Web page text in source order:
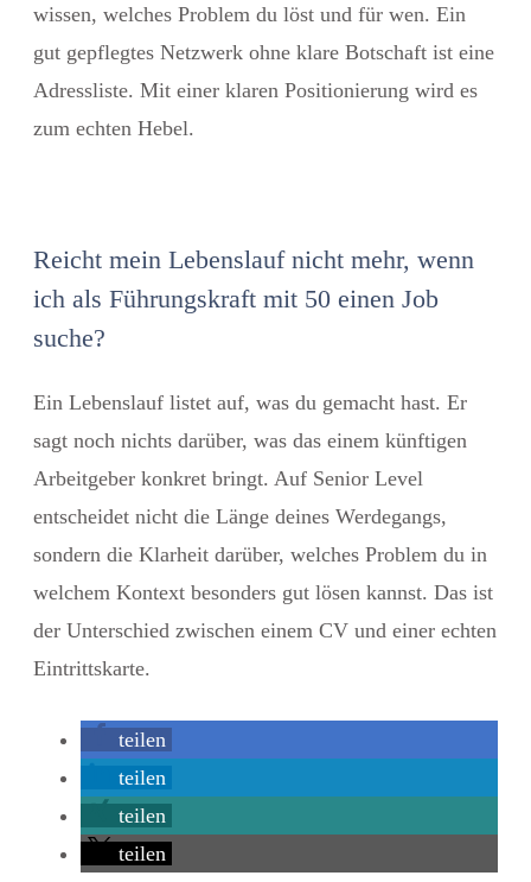
wissen, welches Problem du löst und für wen. Ein
gut gepflegtes Netzwerk ohne klare Botschaft ist eine
Adressliste. Mit einer klaren Positionierung wird es
zum echten Hebel.
Reicht mein Lebenslauf nicht mehr, wenn
ich als Führungskraft mit 50 einen Job
suche?
Ein Lebenslauf listet auf, was du gemacht hast. Er
sagt noch nichts darüber, was das einem künftigen
Arbeitgeber konkret bringt. Auf Senior Level
entscheidet nicht die Länge deines Werdegangs,
sondern die Klarheit darüber, welches Problem du in
welchem Kontext besonders gut lösen kannst. Das ist
der Unterschied zwischen einem CV und einer echten
Eintrittskarte.
teilen
teilen
teilen
teilen